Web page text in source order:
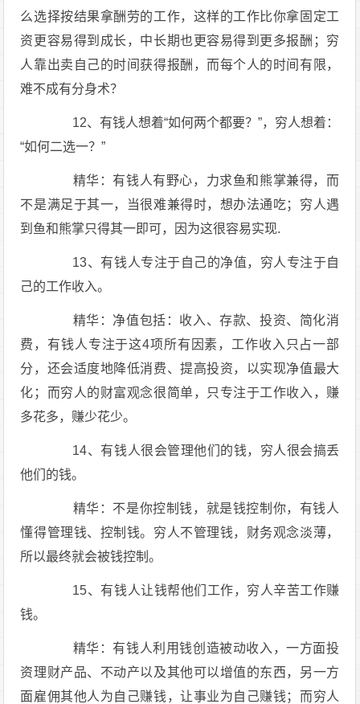
么选择按结果拿酬劳的工作，这样的工作比你拿固定工
资更容易得到成长，中长期也更容易得到更多报酬；穷
人靠出卖自己的时间获得报酬，而每个人的时间有限，
难不成有分身术？
12、有钱人想着“如何两个都要？”，穷人想着：
“如何二选一？”
精华：有钱人有野心，力求鱼和熊掌兼得，而
不是满足于其一，当很难兼得时，想办法通吃；穷人遇
到鱼和熊掌只得其一即可，因为这很容易实现.
13、有钱人专注于自己的净值，穷人专注于自
己的工作收入。
精华：净值包括：收入、存款、投资、简化消
费，有钱人专注于这4项所有因素，工作收入只占一部
分，还会适度地降低消费、提高投资，以实现净值最大
化；而穷人的财富观念很简单，只专注于工作收入，赚
多花多，赚少花少。
14、有钱人很会管理他们的钱，穷人很会搞丢
他们的钱。
精华：不是你控制钱，就是钱控制你，有钱人
懂得管理钱、控制钱。穷人不管理钱，财务观念淡薄，
所以最终就会被钱控制。
15、有钱人让钱帮他们工作，穷人辛苦工作赚
钱。
精华：有钱人利用钱创造被动收入，一方面投
资理财产品、不动产以及其他可以增值的东西，另一方
面雇佣其他人为自己赚钱，让事业为自己赚钱；而穷人